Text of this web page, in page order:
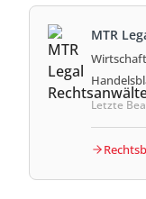
MTR
Letzte